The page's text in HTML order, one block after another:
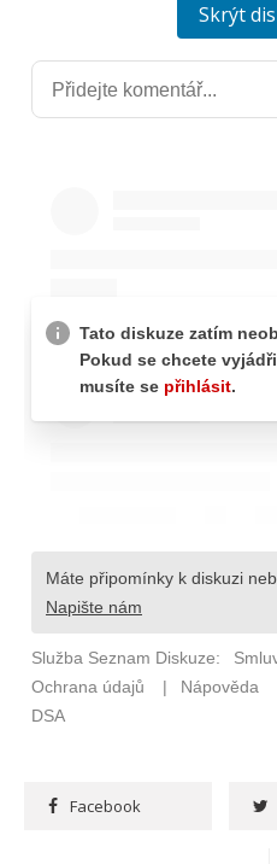
Skrýt
Facebook